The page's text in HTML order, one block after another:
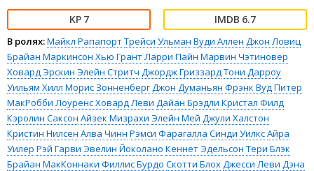
7 6.7
В ролях:Майкл РапапортТрейси Ульман Вуди Аллен Джон Ловиц
Брайан Маркинсон Хью Грант Ларри Пайн Марвин Чэтиновер
Ховард Эрскин Элейн Стритч Джордж Гриззард Тони Дарроу
Уильям Хилл Морис Зонненберг Джон Думаньян Фрэнк Вуд Питер
МакРобби Лоуренс Ховард Леви Дайан Брэдли Кристал Филд
Кэролин Саксон Айзек Мизрахи Элейн Мей Джули Халстон
Кристин Нилсен Алва Чинн Рэмси Фарагалла Синди УилксАйра
Уилер Рэй Гарви Эвелин Йоколано Кеннет Эдельсон Тери Блэк
Брайан МакКоннаки Филлис Бурдо Скотти Блох Джесси Леви Дэна